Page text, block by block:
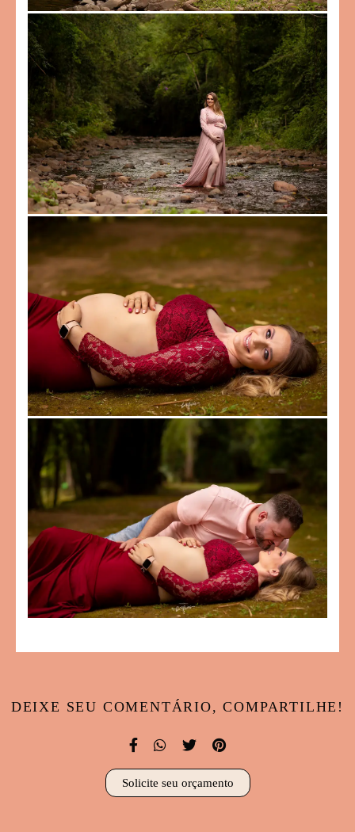
DEIXE SEU COMENTÁRIO, COMPARTILHE!
Solicite seu orçamento